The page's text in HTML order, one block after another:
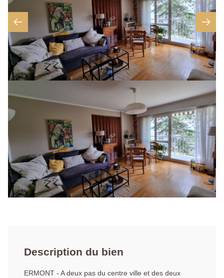
Description du bien
ERMONT - A deux pas du centre ville et des deux